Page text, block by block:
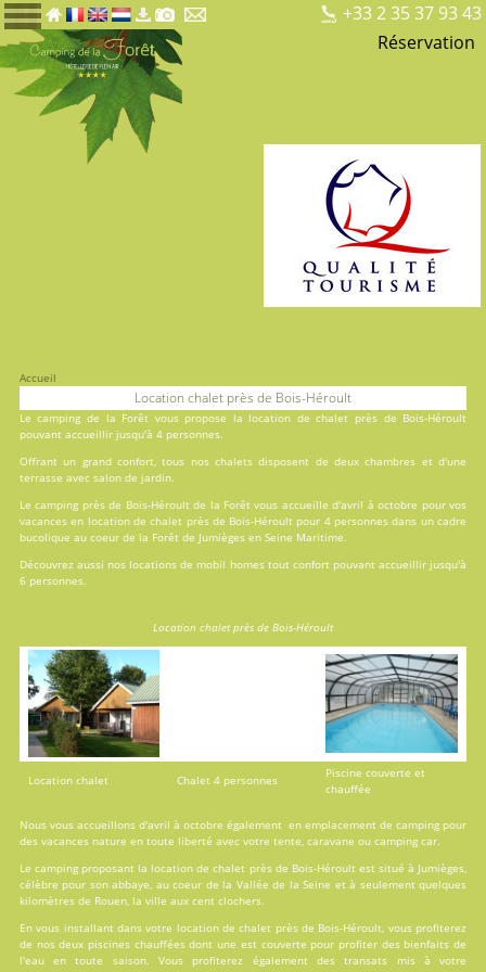
+33 2 35 37 93 43
Réservation
Accueil
Location chalet près de Bois-Héroult
Lecamping de la Forêt vous propose la location de chalet près de Bois-Héroult
pouvant accueillir jusqu'à 4 personnes.
Offrant un grand confort, tous nos chalets disposent de deux chambres et d'une
terrasse avec salon de jardin.
Le camping près de Bois-Héroult de la Forêt vous accueille d'avril à octobre pour vos
vacances en locationde chalet près de Bois-Héroult pour 4 personnes dans un cadre
bucolique au coeur de la Forêt de Jumièges en Seine Maritime.
Découvrez aussi nos locations de mobil homestout confort pouvant accueillir jusqu'à
6 personnes.
Location chalet près de Bois-Héroult
Location chalet Chalet 4 personnes
Piscine couverte et
chauffée
Nous vous accueillons d'avril à octobre également en emplacement de camping pour
des vacances nature en toute liberté avec votre tente, caravane ou camping car.
Le camping proposant la location de chalet près de Bois-Héroult est situé à Jumièges,
célèbre pour son abbaye, au coeur de la Vallée de la Seine et à seulement quelques
kilomètres de Rouen, la ville aux cent clochers.
En vous installant dans votre location de chalet près de Bois-Héroult, vous profiterez
de nos deux piscines chauffées dont une est couverte pour profiter des bienfaits de
l'eau en toute saison. Vous profiterez également des transats mis à votre